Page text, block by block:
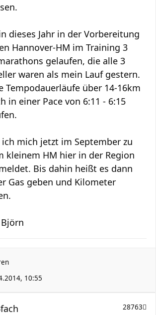
dieses Jahr in der Vorbereitung
Hannover-HM im Training 3
gelaufen, die alle 3
waren als mein Lauf gestern.
Tempodauerläufe über 14-16km
in einer Pace von 6:11 - 6:15
ich mich jetzt im September zu
kleinem HM hier in der Region
Bis dahin heißt es dann
Gas geben und Kilometer
10:55
28763